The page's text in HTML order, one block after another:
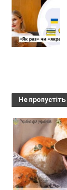
Не пропустіть